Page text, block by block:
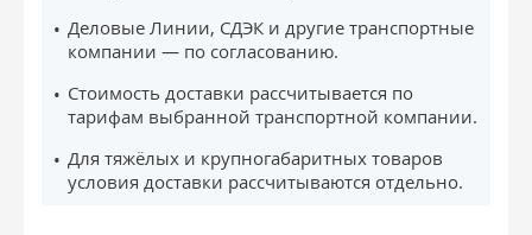
Деловые Линии, СДЭК и другие транспортные
компании — по согласованию.
Стоимость доставки рассчитывается по
тарифам выбранной транспортной компании.
Для тяжёлых и крупногабаритных товаров
условия доставки рассчитываются отдельно.